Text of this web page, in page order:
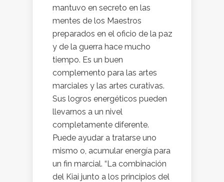
mantuvo en secreto en las
mentes de los Maestros
preparados en el oficio de la paz
y de la guerra hace mucho
tiempo. Es un buen
complemento para las artes
marciales y las artes curativas.
Sus logros energéticos pueden
llevarnos a un nivel
completamente diferente.
Puede ayudar a tratarse uno
mismo o, acumular energía para
un fin marcial. “La combinación
del Kiai junto a los principios del